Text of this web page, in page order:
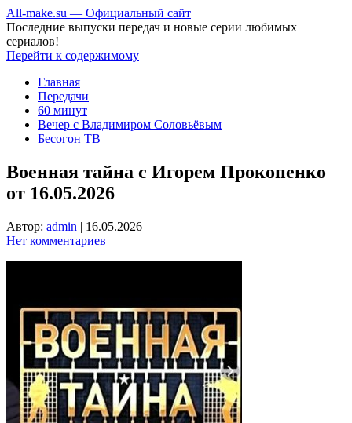
All-make.su — Официальный сайт
Последние выпуски передач и новые серии любимых
сериалов!
Перейти к содержимому
Главная
Передачи
60 минут
Вечер с Владимиром Соловьёвым
Бесогон ТВ
Военная тайна с Игорем Прокопенко
от 16.05.2026
Автор: admin | 16.05.2026
Нет комментариев